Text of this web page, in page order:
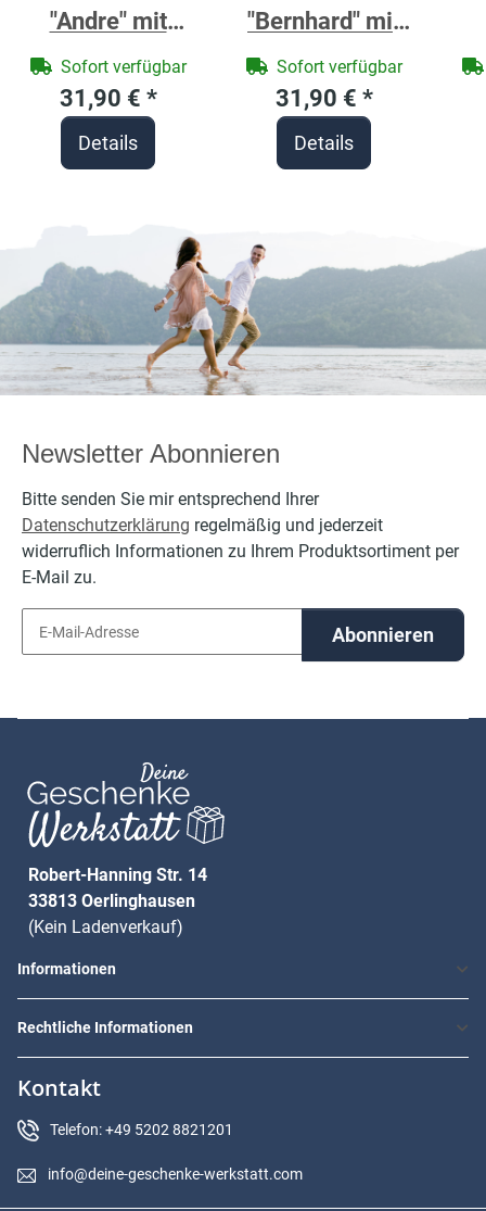
"Andre" mit
Zunftzeichen
Friseur - Berufe
Shirt für
Handwerker
Sofort verfügbar
31,90 € *
Details
"Bernhard" mit
Zunftzeichen
Schneider -
Berufe Shirt für
Handwerker
Sofort verfügbar
31,90 € *
Details
Newsletter Abonnieren
Bitte senden Sie mir entsprechend Ihrer
Datenschutzerklärung regelmäßig und jederzeit
widerruflich Informationen zu Ihrem Produktsortiment per
E-Mail zu.
Abonnieren
Robert-Hanning Str. 14
33813 Oerlinghausen
(Kein Ladenverkauf)
Informationen
Rechtliche Informationen
Kontakt
Telefon: +49 5202 8821201
info@deine-geschenke-werkstatt.com